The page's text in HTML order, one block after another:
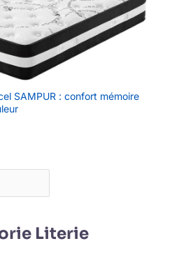
SAMPUR : confort mémoire
Literie